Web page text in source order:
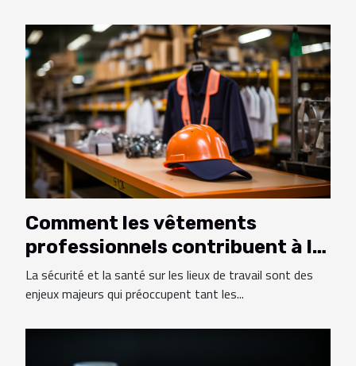
Comment les vêtements
professionnels contribuent à la
santé et la sécurité au travail
La sécurité et la santé sur les lieux de travail sont des
enjeux majeurs qui préoccupent tant les...